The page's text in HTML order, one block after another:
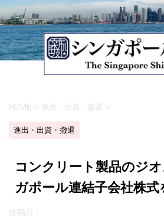
HOME > 進出・出資・撤退 >
進出・出資・撤退
コンクリート製品のジ
ガポール連結子会社株式
投稿日：